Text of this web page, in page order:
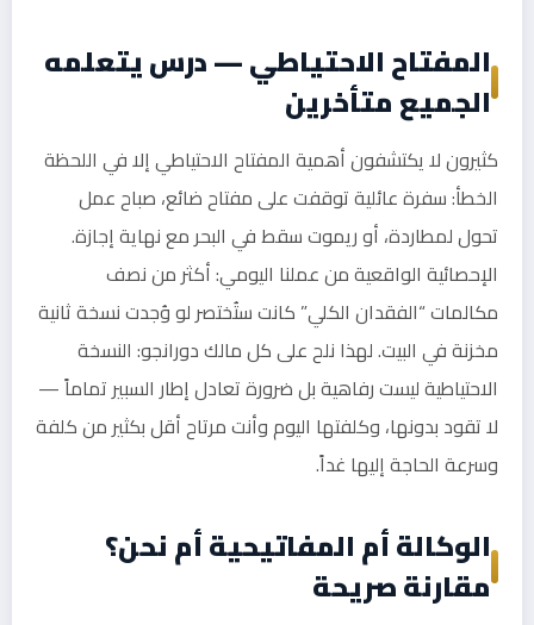
المفتاح الاحتياطي — درس يتعلمه
الجميع متأخرين
كثيرون لا يكتشفون أهمية المفتاح الاحتياطي إلا في اللحظة
الخطأ: سفرة عائلية توقفت على مفتاح ضائع، صباح عمل
تحول لمطاردة، أو ريموت سقط في البحر مع نهاية إجازة.
الإحصائية الواقعية من عملنا اليومي: أكثر من نصف
مكالمات “الفقدان الكلي” كانت ستُختصر لو وُجدت نسخة ثانية
مخزنة في البيت. لهذا نلح على كل مالك دورانجو: النسخة
الاحتياطية ليست رفاهية بل ضرورة تعادل إطار السبير تماماً —
لا تقود بدونها، وكلفتها اليوم وأنت مرتاح أقل بكثير من كلفة
وسرعة الحاجة إليها غداً.
الوكالة أم المفاتيحية أم نحن؟
مقارنة صريحة